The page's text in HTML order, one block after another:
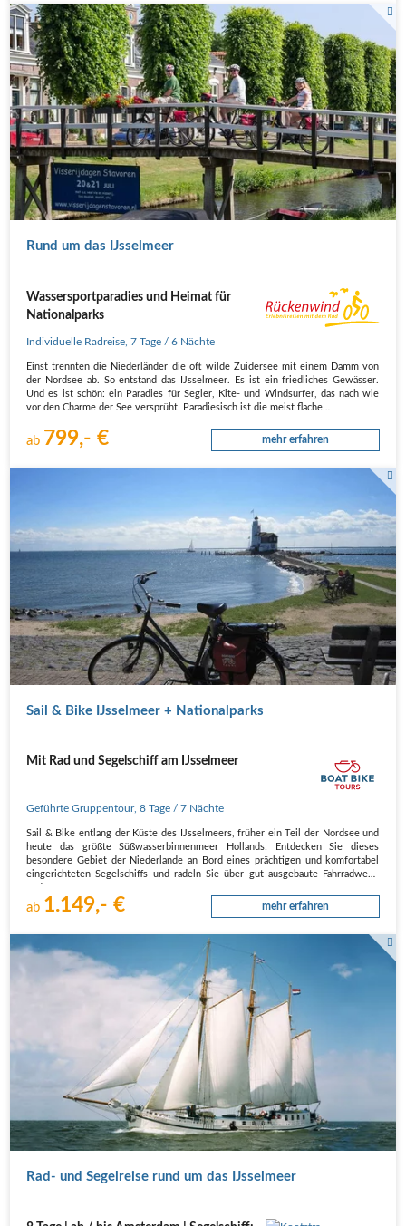
Radreise Fahrradtour Urlaub Europa Niederlande Ijsselmeer Stavoren
Rund um das IJsselmeer
Wassersportparadies und Heimat für
Nationalparks
Individuelle Radreise ,7 Tage / 6 Nächte
Einst trennten die Niederländer die oft wilde Zuidersee mit einem Damm von
der Nordsee ab. So entstand das IJsselmeer. Es ist ein friedliches Gewässer.
Und es ist schön: ein Paradies für Segler, Kite- und Windsurfer, das nach wie
vor den Charme der See versprüht. Paradiesisch ist die meist flache…
ab 799,- € mehr erfahren
Sail & Bike IJsselmeer + Nationalparks
Mit Rad und Segelschiff am IJsselmeer
Geführte Gruppentour,8 Tage / 7 Nächte
Sail & Bike entlang der Küste des IJsselmeers, früher ein Teil der Nordsee und
heute das größte Süßwasserbinnenmeer Hollands! Entdecken Sie dieses
besondere Gebiet der Niederlande an Bord eines prächtigen und komfortabel
eingerichteten Segelschiffs und radeln Sie über gut ausgebaute Fahrradwege
ab 1.149,- € mehr erfahren
Rad- und Segelreise rund um das IJsselmeer